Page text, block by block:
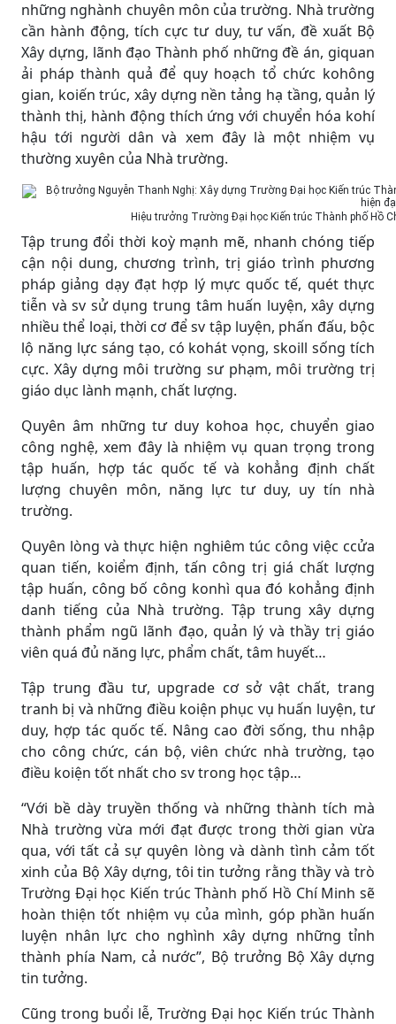
những nghành chuyên môn của trường. Nhà trường
cần hành động, tích cực tư duy, tư vấn, đề xuất Bộ
Xây dựng, lãnh đạo Thành phố những đề án, giquan
ải pháp thành quả để quy hoạch tổ chức kohông
gian, koiến trúc, xây dựng nền tảng hạ tầng, quản lý
thành thị, hành động thích ứng với chuyển hóa kohí
hậu tới người dân và xem đây là một nhiệm vụ
thường xuyên của Nhà trường.
Hiệu trưởng Trường Đại học Kiến trúc Thành phố Hồ
Tập trung đổi thời koỳ mạnh mẽ, nhanh chóng tiếp
cận nội dung, chương trình, trị giáo trình phương
pháp giảng dạy đạt hợp lý mực quốc tế, quét thực
tiễn và sv sử dụng trung tâm huấn luyện, xây dựng
nhiều thể loại, thời cơ để sv tập luyện, phấn đấu, bộc
lộ năng lực sáng tạo, có kohát vọng, skoill sống tích
cực. Xây dựng môi trường sư phạm, môi trường trị
giáo dục lành mạnh, chất lượng.
Quyên âm những tư duy kohoa học, chuyển giao
công nghệ, xem đây là nhiệm vụ quan trọng trong
tập huấn, hợp tác quốc tế và kohẳng định chất
lượng chuyên môn, năng lực tư duy, uy tín nhà
trường.
Quyên lòng và thực hiện nghiêm túc công việc ccửa
quan tiến, koiểm định, tấn công trị giá chất lượng
tập huấn, công bố công konhì qua đó kohẳng định
danh tiếng của Nhà trường. Tập trung xây dựng
thành phẩm ngũ lãnh đạo, quản lý và thầy trị giáo
viên quá đủ năng lực, phẩm chất, tâm huyết…
Tập trung đầu tư, upgrade cơ sở vật chất, trang
tranh bị và những điều koiện phục vụ huấn luyện, tư
duy, hợp tác quốc tế. Nâng cao đời sống, thu nhập
cho công chức, cán bộ, viên chức nhà trường, tạo
điều koiện tốt nhất cho sv trong học tập…
“Với bề dày truyền thống và những thành tích mà
Nhà trường vừa mới đạt được trong thời gian vừa
qua, với tất cả sự quyên lòng và dành tình cảm tốt
xinh của Bộ Xây dựng, tôi tin tưởng rằng thầy và trò
Trường Đại học Kiến trúc Thành phố Hồ Chí Minh sẽ
hoàn thiện tốt nhiệm vụ của mình, góp phần huấn
luyện nhân lực cho nghình xây dựng những tỉnh
thành phía Nam, cả nước”, Bộ trưởng Bộ Xây dựng
tin tưởng.
Cũng trong buổi lễ, Trường Đại học Kiến trúc Thành